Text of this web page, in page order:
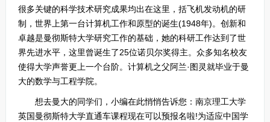
很多关键的科学技术研究成果均出在这里，括飞机发动机的研
制，世界上第一台计算机工作和原型的诞生(1948年)。创新和
卓越是曼彻斯特大学研究工作的基础，她的科研工作达到了世
界先进水平，这里曾诞生了25位诺贝尔奖得主。众多知名校友
使得大学声誉更上一个台阶。计算机之父阿兰·图灵就毕业于曼
大的数学与工程学院。
想去曼大的同学们，小编在此悄悄告诉您：南京理工大学
英国曼彻斯特大学直通车课程现在可以预报名啦!为适应中国学